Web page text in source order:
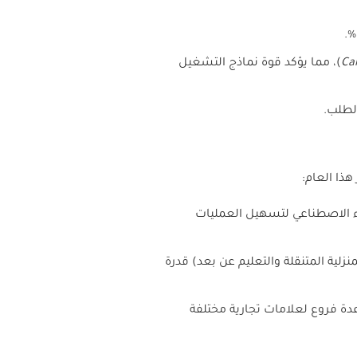
%.
)، مما يؤكد قوة نماذج التشغيل
.
العام:
الذكاء الاصطناعي لتسهيل العمليات
المتنقلة والتعليم عن بعد) قدرة
فروع لعلامات تجارية مختلفة